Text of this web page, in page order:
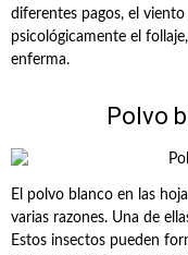
diferentes pagos, el
psicológicamente el
enferma.
Polvo
El polvo blanco en las
varias razones. Una de
Estos insectos pueden